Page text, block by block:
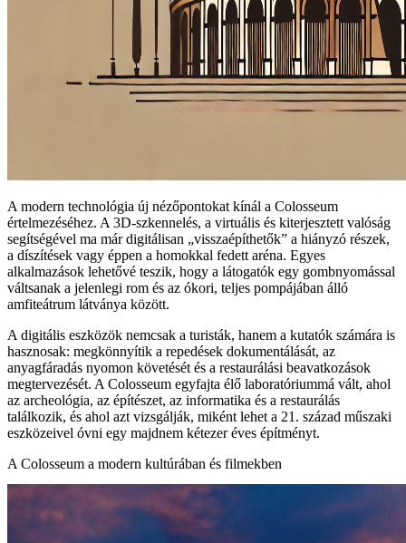
A modern technológia új nézőpontokat kínál a Colosseum
értelmezéséhez. A 3D‑szkennelés, a virtuális és kiterjesztett valóság
segítségével ma már digitálisan „visszaépíthetők” a hiányzó részek,
a díszítések vagy éppen a homokkal fedett aréna. Egyes
alkalmazások lehetővé teszik, hogy a látogatók egy gombnyomással
váltsanak a jelenlegi rom és az ókori, teljes pompájában álló
amfiteátrum látványa között.
A digitális eszközök nemcsak a turisták, hanem a kutatók számára is
hasznosak: megkönnyítik a repedések dokumentálását, az
anyagfáradás nyomon követését és a restaurálási beavatkozások
megtervezését. A Colosseum egyfajta élő laboratóriummá vált, ahol
az archeológia, az építészet, az informatika és a restaurálás
találkozik, és ahol azt vizsgálják, miként lehet a 21. század műszaki
eszközeivel óvni egy majdnem kétezer éves építményt.
A Colosseum a modern kultúrában és filmekben